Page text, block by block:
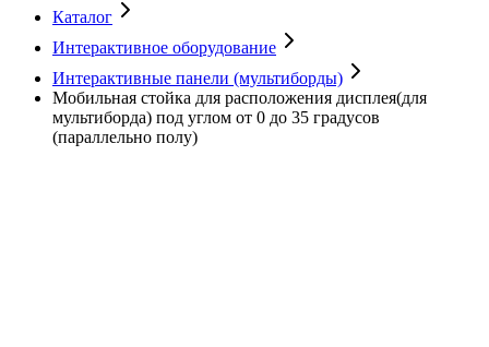
Каталог
Интерактивное оборудование
Интерактивные панели (мультиборды)
Мобильная стойка для расположения дисплея(для
мультиборда) под углом от 0 до 35 градусов
(параллельно полу)